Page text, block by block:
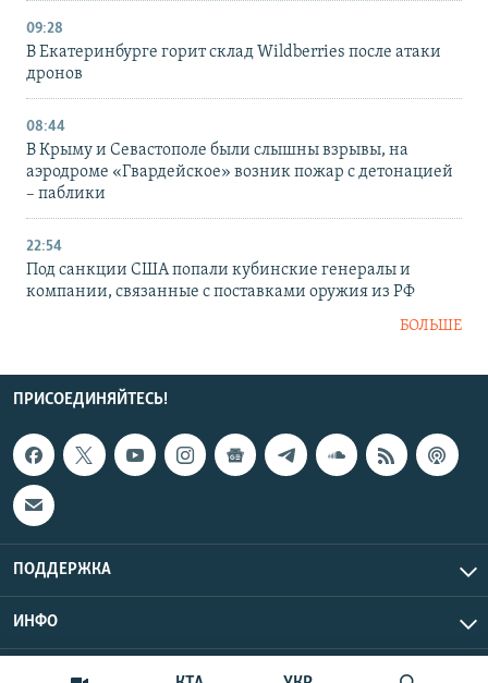
09:28
В Екатеринбурге горит склад Wildberries после атаки
дронов
08:44
В Крыму и Севастополе были слышны взрывы, на
аэродроме «Гвардейское» возник пожар с детонацией
– паблики
22:54
Под санкции США попали кубинские генералы и
компании, связанные с поставками оружия из РФ
БОЛЬШЕ
ПРИСОЕДИНЯЙТЕСЬ!
ПОДДЕРЖКА
ИНФО
Copyright Крым.Реалии, 2026 | Все права защищены.
UTC+3